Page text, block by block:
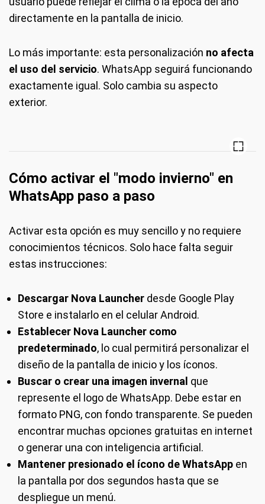
directamente en la pantalla de inicio.
Lo más importante: esta personalización no afecta
el uso del servicio. WhatsApp seguirá funcionando
exactamente igual. Solo cambia su aspecto
exterior.
Cómo activar el "modo invierno" en
WhatsApp paso a paso
Activar esta opción es muy sencillo y no requiere
conocimientos técnicos. Solo hace falta seguir
estas instrucciones:
Descargar Nova Launcher desde Google Play
Store e instalarlo en el celular Android.
Establecer Nova Launcher como
predeterminado, lo cual permitirá personalizar el
diseño de la pantalla de inicio y los íconos.
Buscar o crear una imagen invernal que
represente el logo de WhatsApp. Debe estar en
formato PNG, con fondo transparente. Se pueden
encontrar muchas opciones gratuitas en internet
o generar una con inteligencia artificial.
Mantener presionado el ícono de WhatsApp en
la pantalla por dos segundos hasta que se
despliegue un menú.